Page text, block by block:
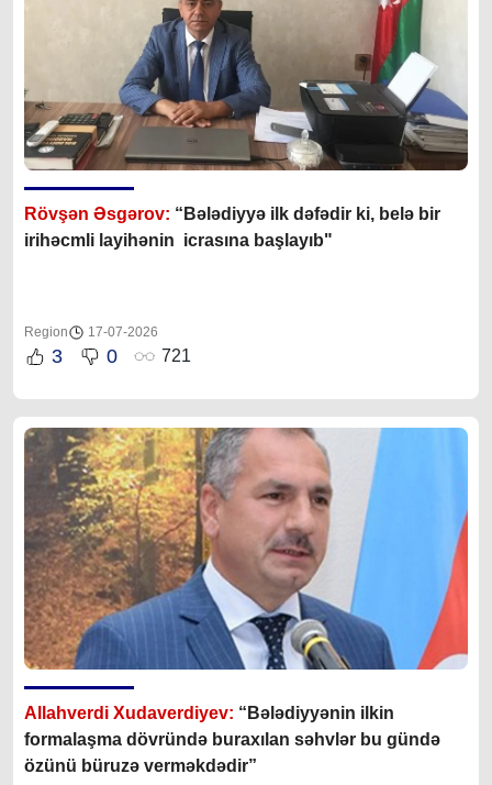
Rövşən Əsgərov: “Bələdiyyə ilk dəfədir ki, belə bir
irihəcmli layihənin icrasına başlayıb"
Region 17-07-2026
3 0 721
Allahverdi Xudaverdiyev: “Bələdiyyənin ilkin
formalaşma dövründə buraxılan səhvlər bu gündə
özünü büruzə verməkdədir”